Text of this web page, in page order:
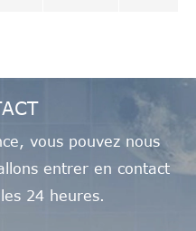
vous pouvez nous
entrer en contact
24 heures.